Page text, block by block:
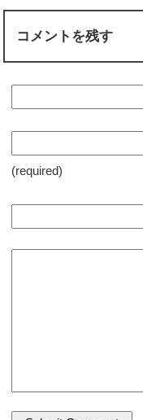
コメントを残す
(required)